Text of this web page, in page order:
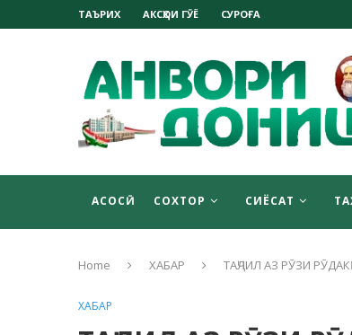
ТАЪРИХ АКСҲОИ ГӮЁ СУРОҒА
АСОСӢ СОХТОР СИЁСАТ
Home ХАБАР ТАҶЛИЛ АЗ РӮЗИ
ХАБАР